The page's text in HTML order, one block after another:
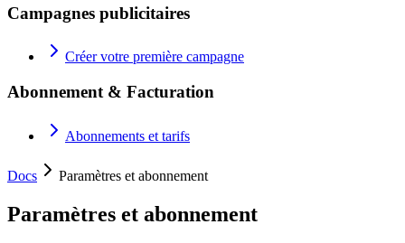
Campagnes publicitaires
Créer votre première campagne
Abonnement & Facturation
Abonnements et tarifs
Docs Paramètres et abonnement
Paramètres et abonnement